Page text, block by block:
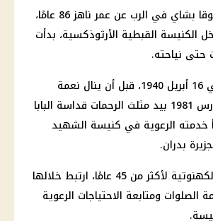
رقد القمص يوحنا لوقا بشاي في الرب عن عمر ناهز 86 عامًا،
الكنيسة القبطية الأرثوذكسية، بدأت
حتى نياحته.
وُلد الأب المتنيح في 16 أبريل 1940، قبل أن ينال نعمة
الكهنوت في 21 مارس 1981 بيد مثلث الرحمات قداسة البابا
خدمته الرعوية في كنيسة الشهيد
بدران.
واستمرت مسيرته الكهنوتية لأكثر من 45 عامًا، ارتبط خلالها
ومتابعة الاحتياجات الرعوية
.